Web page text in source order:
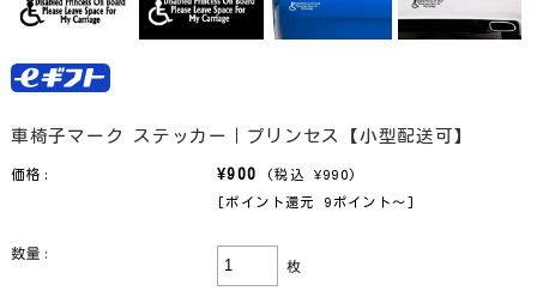
車椅子マーク ステッカー｜プリンセス【小型配送可】
価格: ¥900 (税込 ¥990)
[ポイント還元 9ポイント〜]
数量:
枚